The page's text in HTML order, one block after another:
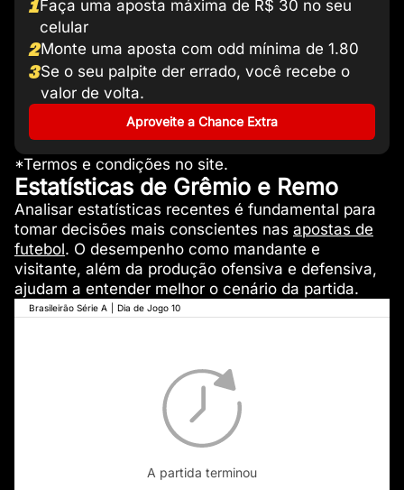
1 Faça uma aposta máxima de R$ 30 no seu
celular
2Monte uma aposta com odd mínima de 1.80
3Se o seu palpite der errado, você recebe o
valor de volta.
Aproveite a Chance Extra
*Termos e condições no site.
Estatísticas de Grêmio e Remo
Analisar estatísticas recentes é fundamental para
tomar decisões mais conscientes nas apostas de
futebol. O desempenho como mandante e
visitante, além da produção ofensiva e defensiva,
ajudam a entender melhor o cenário da partida.
Brasileirão Série A Dia de Jogo 10
A partida terminou